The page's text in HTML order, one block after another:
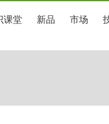
课堂 新品 市场